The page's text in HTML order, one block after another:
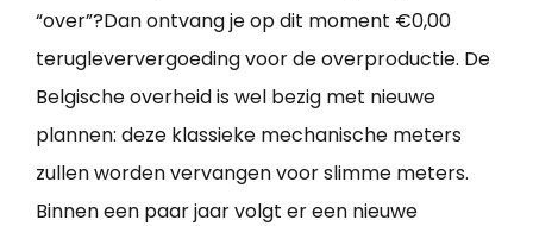
“over”?Dan ontvang je op dit moment €0,00
terugleververgoeding voor de overproductie. De
Belgische overheid is wel bezig met nieuwe
plannen: deze klassieke mechanische meters
zullen worden vervangen voor slimme meters.
Binnen een paar jaar volgt er een nieuwe